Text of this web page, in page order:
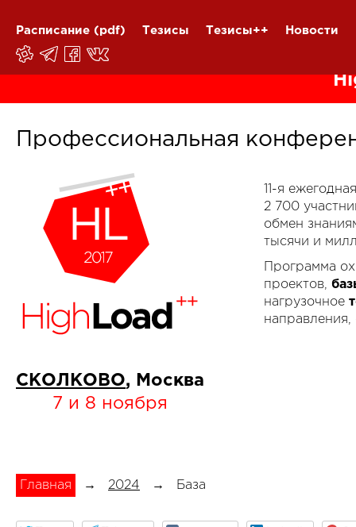
Расписание (pdf) Тезисы Тезисы++ Новости
Профессиональная
СКОЛКОВО, Москва
7 и 8 ноября
11-я
2 700
обмен
тысячи и
Программа
проектов,
нагрузочное
Главная → 2024 → База